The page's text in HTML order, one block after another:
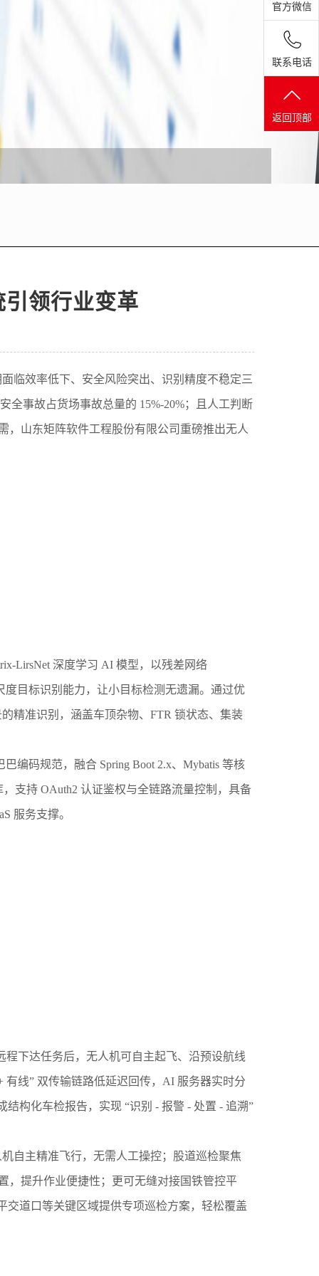
领行业变革
临效率低下、安全风险突出、识别精度不稳定三
全事故占货场事故总量的 15%-20%；且人工判断
，山东矩阵软件工程股份有限公司重磅推出无人
LirsNet 深度学习 AI 模型，以残差网络
目标识别能力，让小目标检测无遗漏。通过优
精准识别，涵盖车顶杂物、FTR 锁状态、集装
编码规范，融合 Spring Boot 2.x、Mybatis 等核
支持 OAuth2 认证鉴权与全链路流量控制，具备
服务支撑。
下达任务后，无人机可自主起飞、沿预设航线
有线” 双传输链路低延迟回传，AI 服务器实时分
构化车检报告，实现 “识别 - 报警 - 处置 - 追溯”
自主精准飞行，无需人工操控；股道巡检聚焦
，提升作业便捷性；更可无缝对接国铁管控平
道口等关键区域提供专项巡检方案，轻松覆盖
官方微信
联系电话
返回顶部